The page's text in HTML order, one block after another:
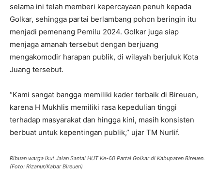
selama ini telah memberi kepercayaan penuh kepada
Golkar, sehingga partai berlambang pohon beringin itu
menjadi pemenang Pemilu 2024. Golkar juga siap
menjaga amanah tersebut dengan berjuang
mengakomodir harapan publik, di wilayah berjuluk Kota
Juang tersebut.
“Kami sangat bangga memiliki kader terbaik di Bireuen,
karena H Mukhlis memiliki rasa kepedulian tinggi
terhadap masyarakat dan hingga kini, masih konsisten
berbuat untuk kepentingan publik,” ujar TM Nurlif.
Ribuan warga ikut Jalan Santai HUT Ke-60 Partai Golkar di Kabupaten Bireuen.
(Foto: Rizanur/Kabar Bireuen)